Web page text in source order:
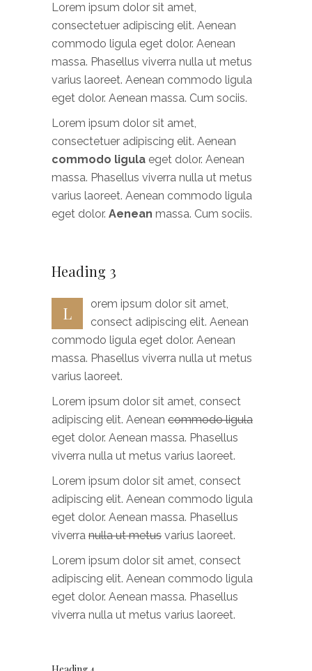
Lorem ipsum dolor sit amet,
consectetuer adipiscing elit. Aenean
commodo ligula eget dolor. Aenean
massa. Phasellus viverra nulla ut metus
varius laoreet. Aenean commodo ligula
eget dolor. Aenean massa. Cum sociis.
Lorem ipsum dolor sit amet,
consectetuer adipiscing elit. Aenean
commodo ligula eget dolor. Aenean
massa. Phasellus viverra nulla ut metus
varius laoreet. Aenean commodo ligula
eget dolor. Aenean massa. Cum sociis.
Heading 3
L
orem ipsum dolor sit amet,
consect adipiscing elit. Aenean
commodo ligula eget dolor. Aenean
massa. Phasellus viverra nulla ut metus
varius laoreet.
Lorem ipsum dolor sit amet, consect
adipiscing elit. Aenean commodo ligula
eget dolor. Aenean massa. Phasellus
viverra nulla ut metus varius laoreet.
Lorem ipsum dolor sit amet, consect
adipiscing elit. Aenean commodo ligula
eget dolor. Aenean massa. Phasellus
viverra nulla ut metus varius laoreet.
Lorem ipsum dolor sit amet, consect
adipiscing elit. Aenean commodo ligula
eget dolor. Aenean massa. Phasellus
viverra nulla ut metus varius laoreet.